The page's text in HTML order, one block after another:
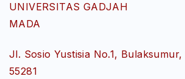
UNIVERSITAS GADJAH
Jl. Sosio Yustisia No.1,
55281